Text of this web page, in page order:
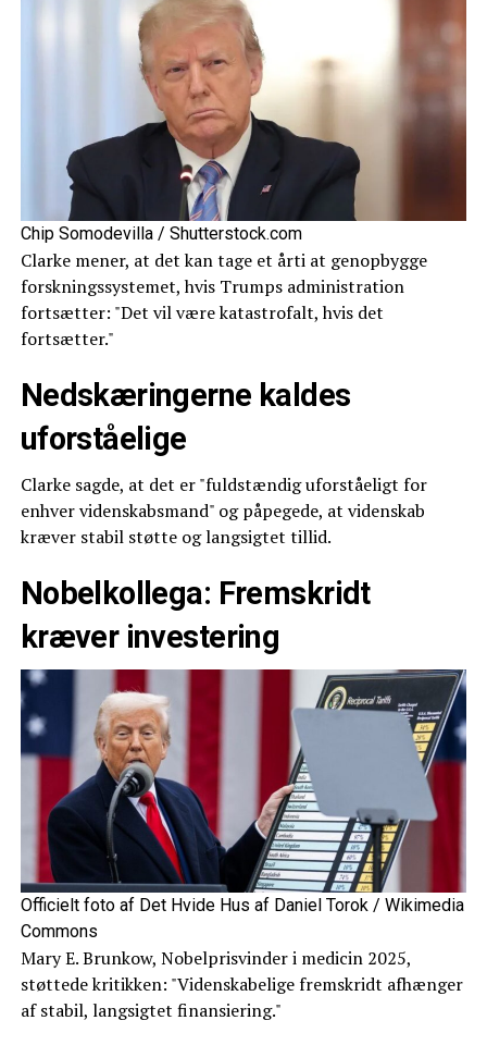
Chip Somodevilla / Shutterstock.com
Clarke mener, at det kan tage et årti at genopbygge
forskningssystemet, hvis Trumps administration
fortsætter: "Det vil være katastrofalt, hvis det
fortsætter."
Nedskæringerne kaldes
uforståelige
Clarke sagde, at det er "fuldstændig uforståeligt for
enhver videnskabsmand" og påpegede, at videnskab
kræver stabil støtte og langsigtet tillid.
Nobelkollega: Fremskridt
kræver investering
Officielt foto af Det Hvide Hus af Daniel Torok / Wikimedia
Commons
Mary E. Brunkow, Nobelprisvinder i medicin 2025,
støttede kritikken: "Videnskabelige fremskridt afhænger
af stabil, langsigtet finansiering."